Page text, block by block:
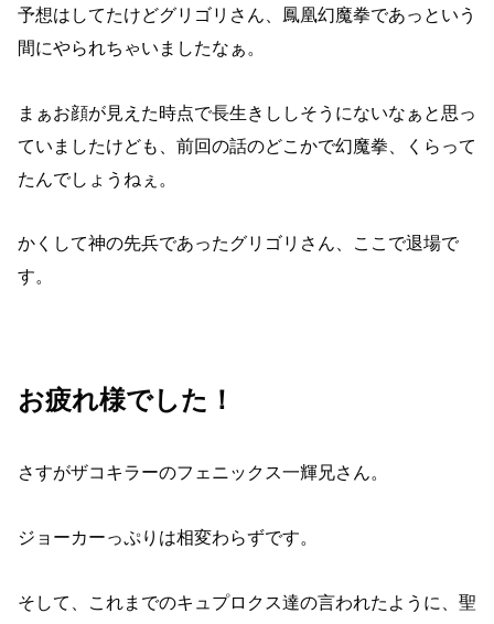
予想はしてたけどグリゴリさん、鳳凰幻魔拳であっという
間にやられちゃいましたなぁ。
まぁお顔が見えた時点で長生きししそうにないなぁと思っ
ていましたけども、前回の話のどこかで幻魔拳、くらって
たんでしょうねぇ。
かくして神の先兵であったグリゴリさん、ここで退場で
す。
お疲れ様でした！
さすがザコキラーのフェニックス一輝兄さん。
ジョーカーっぷりは相変わらずです。
そして、これまでのキュプロクス達の言われたように、聖